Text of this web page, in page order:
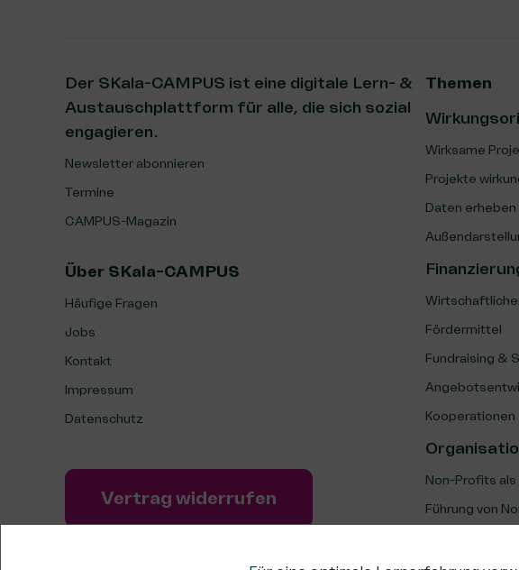
Der SKala-CAMPUS ist eine digitale Lern- &
Austauschplattform für alle, die sich sozial
engagieren.
Newsletter abonnieren
Termine
CAMPUS-Magazin
Über SKala-CAMPUS
Häufige Fragen
Jobs
Kontakt
Impressum
Datenschutz
Vertrag widerrufen
Themen
Wirksame
Projekte
Daten
Fördermittel
Fundraising &
Kooperationen
Non-Profits
Führung von